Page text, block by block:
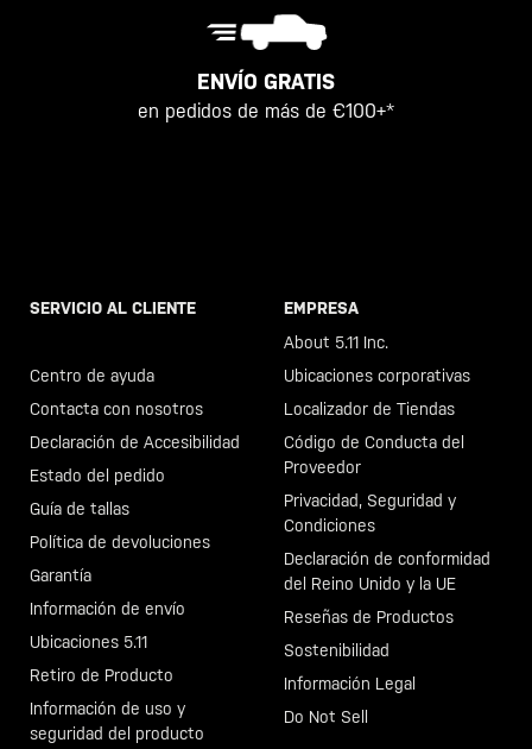
ENVÍO GRATIS
en pedidos de más de €100+*
SERVICIO AL CLIENTE
Centro de ayuda
Contacta con nosotros
Declaración de Accesibilidad
Estado del pedido
Guía de tallas
Política de devoluciones
Garantía
Información de envío
Ubicaciones 5.11
Retiro de Producto
Información de uso y
seguridad del producto
EMPRESA
About 5.11 Inc.
Ubicaciones corporativas
Localizador de Tiendas
Código de Conducta del
Proveedor
Privacidad, Seguridad y
Condiciones
Declaración de conformidad
del Reino Unido y la UE
Reseñas de Productos
Sostenibilidad
Información Legal
Do Not Sell